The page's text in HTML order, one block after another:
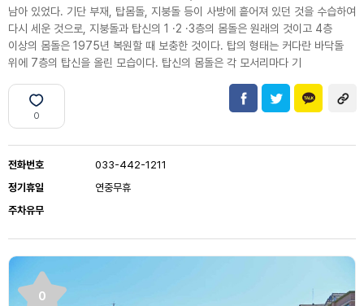
남아 있었다. 기단 부재, 탑몸돌, 지붕돌 등이 사방에 흩어져 있던 것을 수습하여
다시 세운 것으로, 지붕돌과 탑신의 1 ·2 ·3층의 몸돌은 원래의 것이고 4층
이상의 몸돌은 1975년 복원할 때 보충한 것이다. 탑의 형태는 커다란 바닥돌
위에 7층의 탑신을 올린 모습이다. 탑신의 몸돌은 각 모서리마다 기
0
전화번호
033-442-1211
정기휴일
연중무휴
주차유무
0